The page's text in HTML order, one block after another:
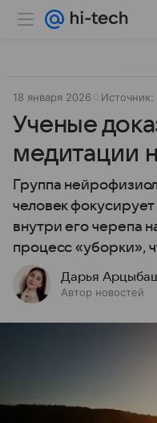
18 января 2026 Источник:
Ученые
медитации
Группа
человек
внутри его черепа
процесс «уборки»,
Дарья
Автор новостей